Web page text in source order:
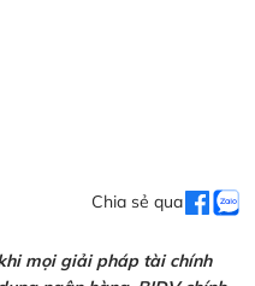
Chia sẻ qua
mọi giải pháp tài chính